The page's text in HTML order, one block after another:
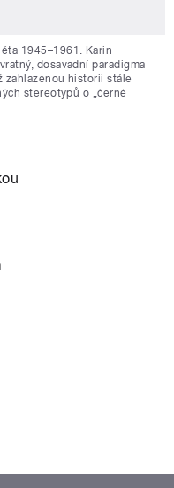
1945–1961. Karin
dosavadní paradigma
zahlazenou historii stále
stereotypů o „černé